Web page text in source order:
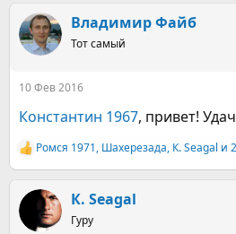
к
ц
и
Владимир Файб
Тот самый
10 Фев 2016
Константин 1967, привет!
Р
е
к
ц
и
Ромcя 1971, Шахерезада, К. Seagal и
К. Seagal
Гуру